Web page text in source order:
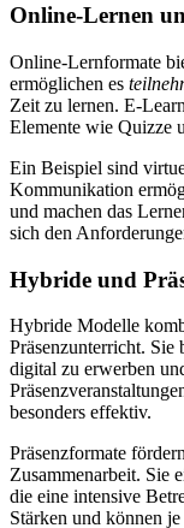
Online-Lernen
Online-Lernformate
ermöglichen es
Zeit zu lernen. E-
Elemente wie Quizze
Ein Beispiel sind
Kommunikation
und machen das
sich den
Hybride und
Hybride Modelle
Präsenzunterricht. Sie
digital zu erwerben
besonders effektiv.
Präsenzformate
Zusammenarbeit. Sie
die eine intensive
Stärken und können